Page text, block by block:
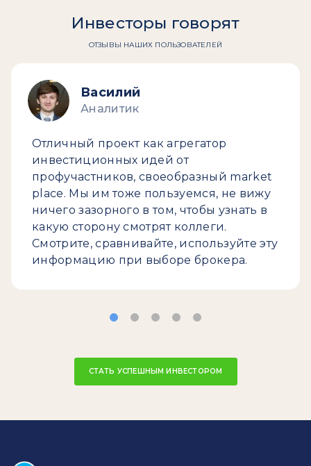
Инвесторы говорят
ОТЗЫВЫ НАШИХ ПОЛЬЗОВАТЕЛЕЙ
Василий
Аналитик
Отличный проект как агрегатор
инвестиционных идей от
профучастников, своеобразный market
place. Мы им тоже пользуемся, не вижу
ничего зазорного в том, чтобы узнать в
какую сторону смотрят коллеги.
Смотрите, сравнивайте, используйте эту
информацию при выборе брокера.
СТАТЬ УСПЕШНЫМ ИНВЕСТОРОМ